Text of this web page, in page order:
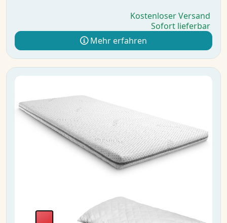
Kostenloser Versand
Sofort lieferbar
Mehr erfahren